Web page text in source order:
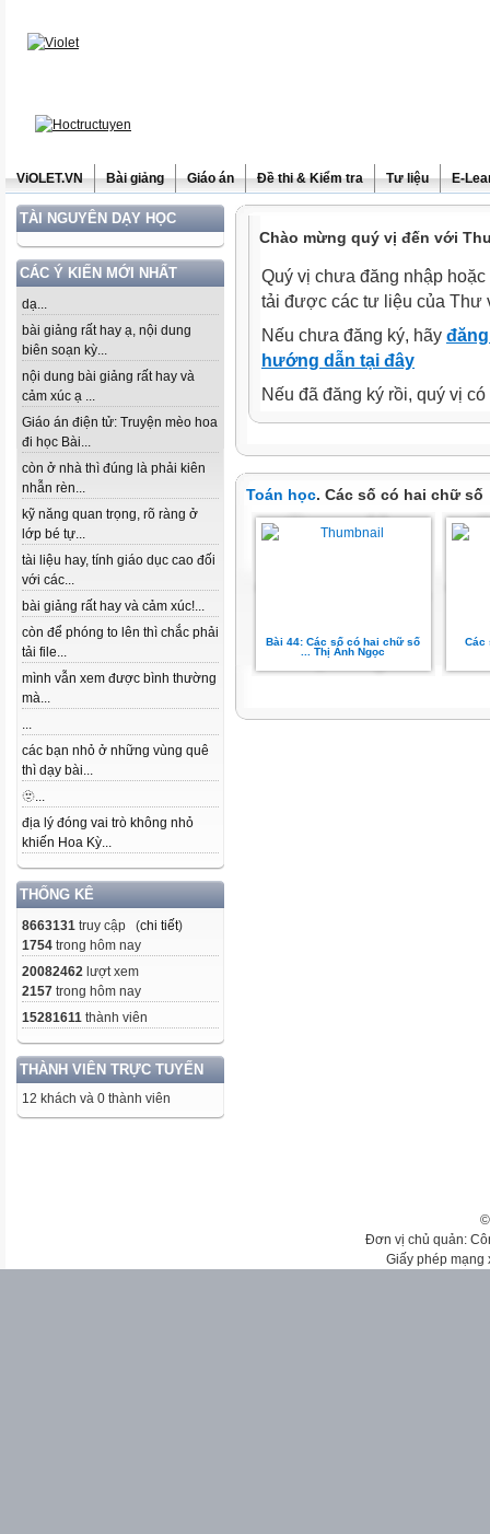
ViOLET.VN Bài giảng Giáo án Đề thi & Kiểm tra Tư liệu E-
TÀI NGUYÊN DẠY HỌC
CÁC Ý KIẾN MỚI NHẤT
dạ...
bài giảng rất hay ạ, nội dung
biên soạn kỳ...
nội dung bài giảng rất hay và
cảm xúc ạ ...
Giáo án điện tử: Truyện mèo hoa
đi học Bài...
còn ở nhà thì đúng là phải kiên
nhẫn rèn...
kỹ năng quan trọng, rõ ràng ở
lớp bé tự...
tài liệu hay, tính giáo dục cao đối
với các...
bài giảng rất hay và cảm xúc!...
còn để phóng to lên thì chắc phải
tải file...
mình vẫn xem được bình thường
mà...
...
các bạn nhỏ ở những vùng quê
thì dạy bài...
🫥...
địa lý đóng vai trò không nhỏ
khiến Hoa Kỳ...
THỐNG KÊ
8663131 truy cập (chi tiết)
1754 trong hôm nay
20082462 lượt xem
2157 trong hôm nay
15281611 thành viên
THÀNH VIÊN TRỰC TUYẾN
12 khách và 0 thành viên
Chào mừng quý vị đến với
Quý vị chưa đăng nhập
tải được các tư liệu của Thư
Nếu chưa đăng ký, hãy
hướng dẫn tại đây
Nếu đã đăng ký rồi, quý vị
Toán học. Các số có hai chữ số
Bài 44: Các số có hai chữ số
... Thị Ánh Ngọc
Các
Đơn vị chủ quản:
Giấy phép mạng